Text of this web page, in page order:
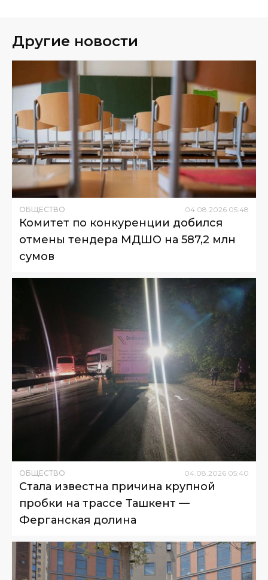
Другие новости
ОБЩЕСТВО 04.08.2026 05:48
Комитет по конкуренции добился
отмены тендера МДШО на 587,2 млн
сумов
ОБЩЕСТВО 04.08.2026 05:40
Стала известна причина крупной
пробки на трассе Ташкент —
Ферганская долина